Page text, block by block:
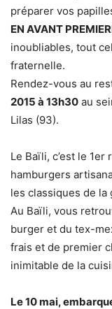
préparer vos
EN AVANT
inoubliables, tout
fraternelle.
Rendez-vous au
2015 à 13h30 au
Lilas (93).
Le Baïli, c’est le
hamburgers
les classiques de la
Au Baïli, vous
burger et du tex-
frais et de premier
inimitable de la
Le 10 mai,